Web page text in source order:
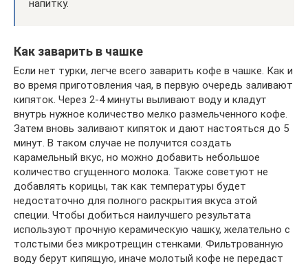
напитку.
Как заварить в чашке
Если нет турки, легче всего заварить кофе в чашке. Как и
во время приготовления чая, в первую очередь заливают
кипяток. Через 2-4 минуты выливают воду и кладут
внутрь нужное количество мелко размельченного кофе.
Затем вновь заливают кипяток и дают настояться до 5
минут. В таком случае не получится создать
карамельный вкус, но можно добавить небольшое
количество сгущенного молока. Также советуют не
добавлять корицы, так как температуры будет
недостаточно для полного раскрытия вкуса этой
специи. Чтобы добиться наилучшего результата
используют прочную керамическую чашку, желательно с
толстыми без микротрещин стенками. Фильтрованную
воду берут кипящую, иначе молотый кофе не передаст